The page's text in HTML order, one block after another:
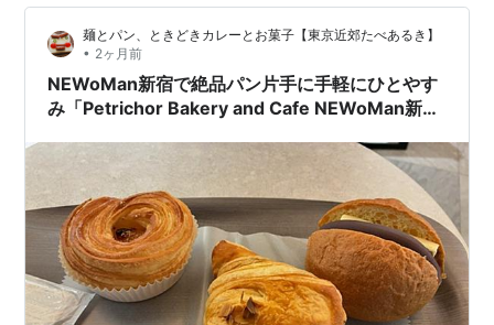
ま特定口座に移しました。 け…
麺とパン、ときどきカレーとお菓子【東京近郊たべあるき】
• 2ヶ月前
NEWoMan新宿で絶品パン片手に手軽にひとやす
み「Petrichor Bakery and Cafe NEWoMan新宿